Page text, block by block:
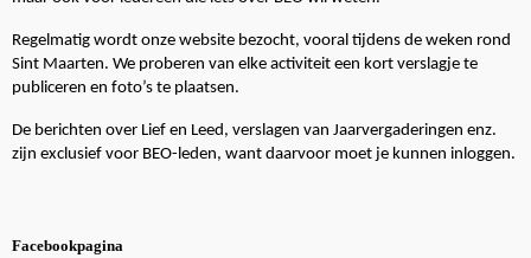
Regelmatig wordt onze website bezocht, vooral tijdens de weken rond
Sint Maarten. We proberen van elke activiteit een kort verslagje te
publiceren en foto’s te plaatsen.
De berichten over Lief en Leed, verslagen van Jaarvergaderingen enz.
zijn exclusief voor BEO-leden, want daarvoor moet je kunnen inloggen.
Facebookpagina